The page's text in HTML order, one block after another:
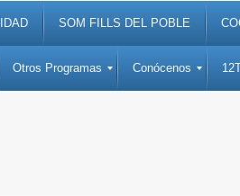
SOM FILLS DEL POBLE
Otros Programas Conócenos